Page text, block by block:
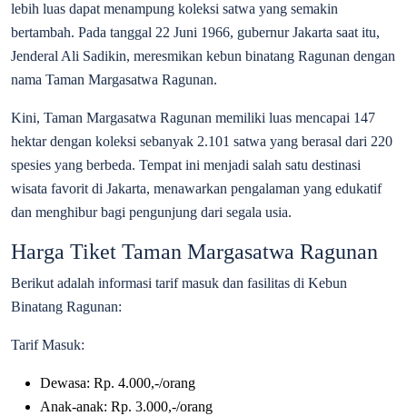
lebih luas dapat menampung koleksi satwa yang semakin
bertambah. Pada tanggal 22 Juni 1966, gubernur Jakarta saat itu,
Jenderal Ali Sadikin, meresmikan kebun binatang Ragunan dengan
nama Taman Margasatwa Ragunan.
Kini, Taman Margasatwa Ragunan memiliki luas mencapai 147
hektar dengan koleksi sebanyak 2.101 satwa yang berasal dari 220
spesies yang berbeda. Tempat ini menjadi salah satu destinasi
wisata favorit di Jakarta, menawarkan pengalaman yang edukatif
dan menghibur bagi pengunjung dari segala usia.
Harga Tiket Taman Margasatwa Ragunan
Berikut adalah informasi tarif masuk dan fasilitas di Kebun
Binatang Ragunan:
Tarif Masuk:
Dewasa: Rp. 4.000,-/orang
Anak-anak: Rp. 3.000,-/orang